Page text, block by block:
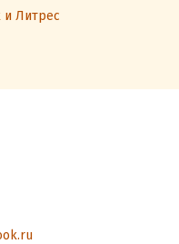
и Литрес